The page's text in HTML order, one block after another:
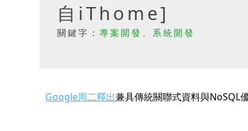
自iThome]
關鍵字： 專案開發 、 系統開發
Google周二釋出兼具傳統關聯式資料與NoSQL